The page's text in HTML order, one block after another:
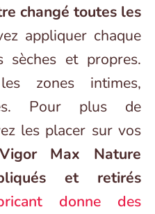
changé toutes les
appliquer chaque
sèches et propres.
zones intimes,
Pour plus de
les placer sur vos
Max Nature
et retirés
donne des